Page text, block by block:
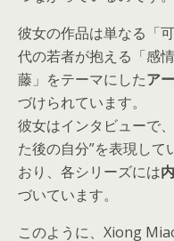
彼女の作品は単なる「
代の若者が抱える「感
藤」をテーマにしたア
づけられています。
彼女はインタビューで
た後の自分”を表現し
おり、各シリーズには
づいています。
このように、Xiong